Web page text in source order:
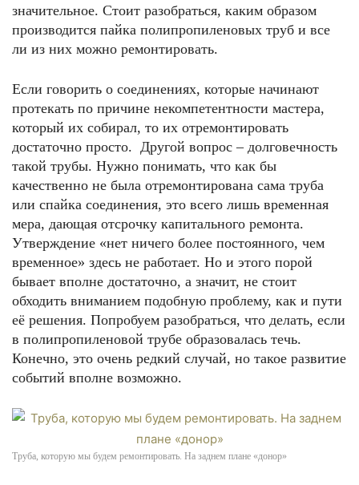
значительное. Стоит разобраться, каким образом
производится пайка полипропиленовых труб и все
ли из них можно ремонтировать.
Если говорить о соединениях, которые начинают
протекать по причине некомпетентности мастера,
который их собирал, то их отремонтировать
достаточно просто. Другой вопрос – долговечность
такой трубы. Нужно понимать, что как бы
качественно не была отремонтирована сама труба
или спайка соединения, это всего лишь временная
мера, дающая отсрочку капитального ремонта.
Утверждение «нет ничего более постоянного, чем
временное» здесь не работает. Но и этого порой
бывает вполне достаточно, а значит, не стоит
обходить вниманием подобную проблему, как и пути
её решения. Попробуем разобраться, что делать, если
в полипропиленовой трубе образовалась течь.
Конечно, это очень редкий случай, но такое развитие
событий вполне возможно.
Труба, которую мы будем ремонтировать. На заднем плане «донор»